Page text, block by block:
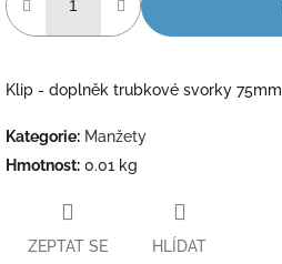
Klip - doplněk trubkové svorky 75mm
Kategorie: Manžety
Hmotnost: 0.01 kg
ZEPTAT SE HLÍDAT